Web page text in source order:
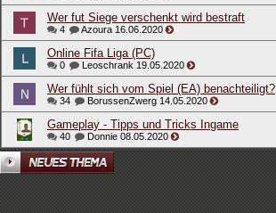
Wer fut Siege verschenkt wird bestraft
4 Azoura 16.06.2020
Online Fifa Liga (PC)
0 Leoschrank 19.05.2020
Wer fühlt sich vom Spiel (EA) benachteiligt?
34 BorussenZwerg 14.05.2020
Gameplay - Tipps und Tricks Ingame
40 Donnie 08.05.2020